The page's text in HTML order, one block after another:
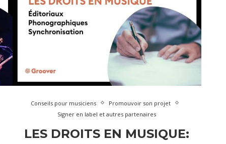
Conseils pour musiciens
Promouvoir son projet
Signer en label et autres partenaires
LES DROITS EN MUSIQUE: